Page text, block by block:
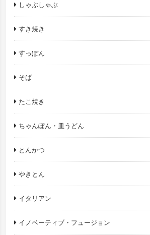
しゃぶしゃぶ
すき焼き
すっぽん
そば
たこ焼き
ちゃんぽん・皿うどん
とんかつ
やきとん
イタリアン
イノベーティブ・フュージョン